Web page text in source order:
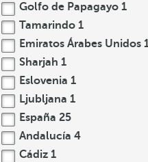
Golfo de Papagayo 1
Tamarindo 1
Emiratos Árabes Unidos
Sharjah 1
Eslovenia 1
Ljubljana 1
España 25
Andalucía 4
Cádiz 1